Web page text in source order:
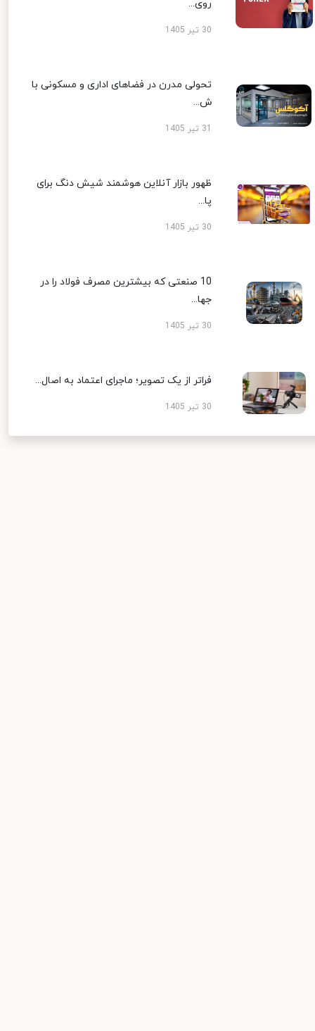
روی...
30 تیر 1405
تحولی مدرن در فضاهای اداری و مسکونی با
ش...
ظهور بازار آنلاین هوشمند شیش دنگ برای
پا...
30 تیر 1405
10 صنعتی که بیشترین مصرف فولاد را در
جها...
30 تیر 1405
فراتر از یک تصویر؛ ماجرای اعتماد به اصال...
30 تیر 1405